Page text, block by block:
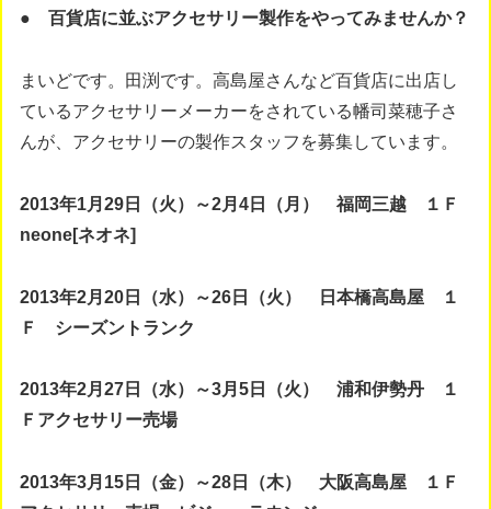
● 百貨店に並ぶアクセサリー製作をやってみませんか？
まいどです。田渕です。高島屋さんなど百貨店に出店し
ているアクセサリーメーカーをされている幡司菜穂子さ
んが、アクセサリーの製作スタッフを募集しています。
2013年1月29日（火）～2月4日（月） 福岡三越 １Ｆ
neone[ネオネ]
2013年2月20日（水）～26日（火） 日本橋高島屋 １
Ｆ シーズントランク
2013年2月27日（水）～3月5日（火） 浦和伊勢丹 １
Ｆアクセサリー売場
2013年3月15日（金）～28日（木） 大阪高島屋 １Ｆ